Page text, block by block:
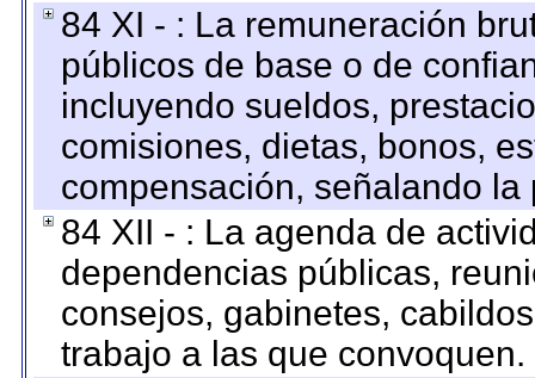
84 XI - : La remuneración
públicos de base o de
incluyendo sueldos,
comisiones, dietas, bonos,
compensación, señalando
84 XII - : La agenda de
dependencias públicas,
consejos, gabinetes,
trabajo a las que convoquen.